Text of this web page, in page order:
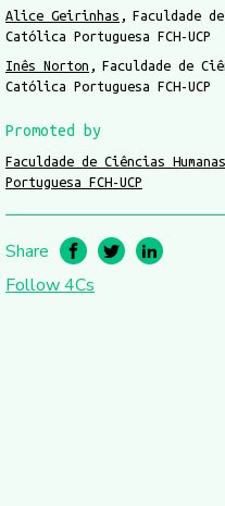
Alice Geirinhas
Faculdade
Católica Portuguesa FCH-UCP
Inês Norton
Faculdade de
Católica Portuguesa FCH-UCP
Promoted by
Faculdade de Ciências
Portuguesa FCH-UCP
Share
Follow 4Cs